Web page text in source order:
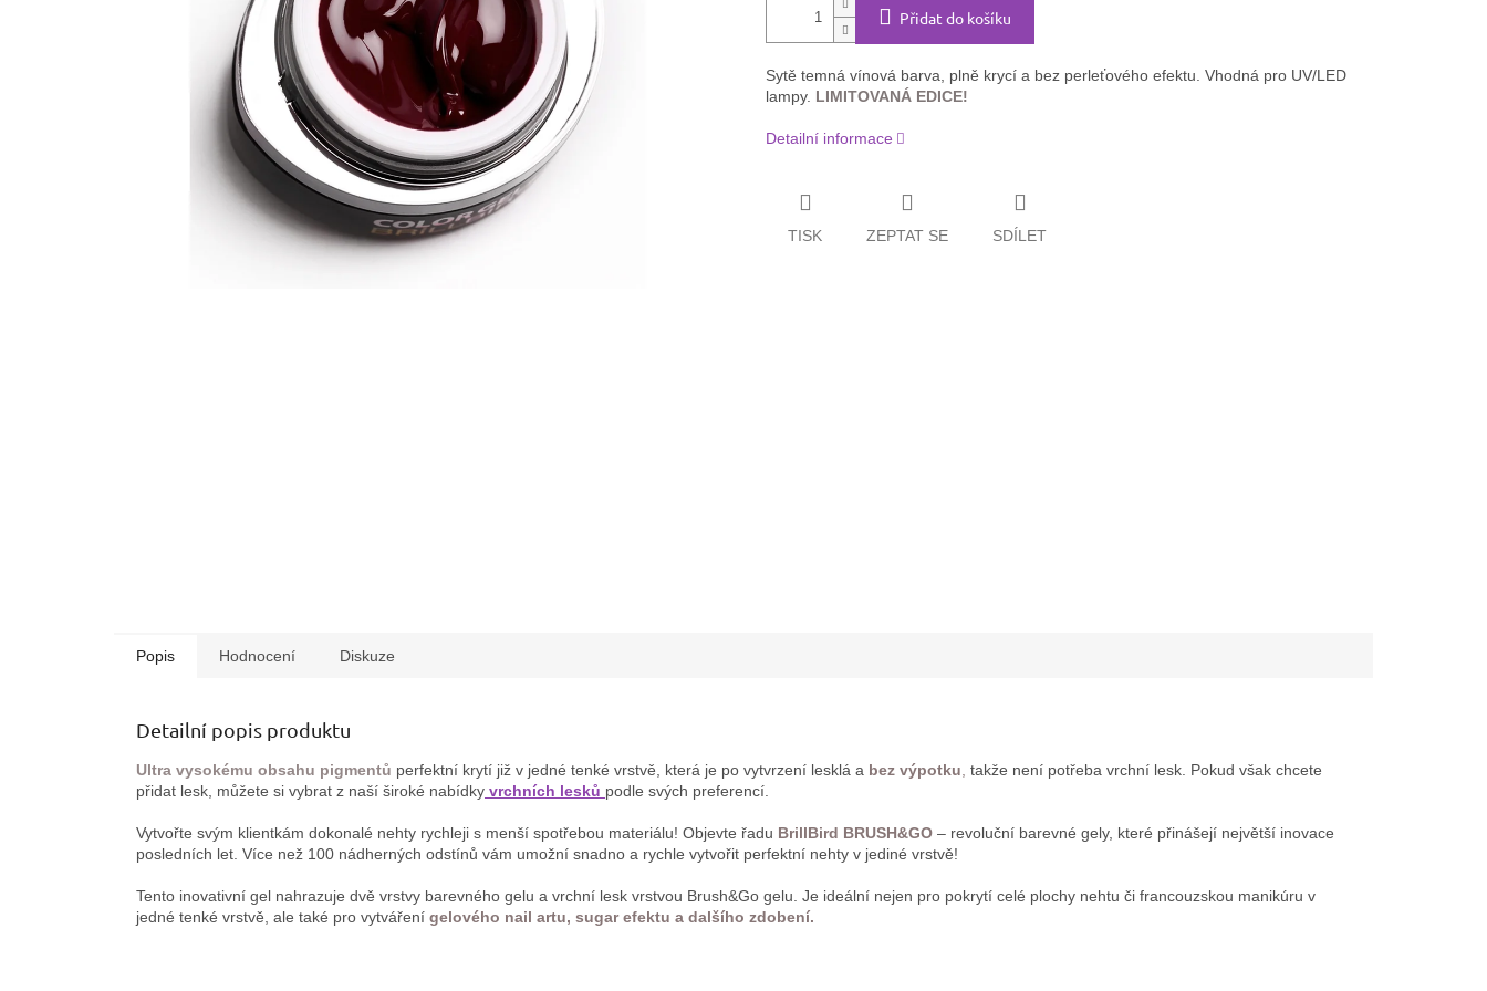
Přidat do košíku
Sytě temná vínová barva, plně krycí a bez perleťového efektu. Vhodná pro UV/LED
lampy. LIMITOVANÁ EDICE!
Detailní informace
TISK ZEPTAT SE SDÍLET
Popis Hodnocení Diskuze
Detailní popis produktu
Ultra vysokému obsahu pigmentů perfektní krytí již v jedné tenké vrstvě, která je po vytvrzení lesklá a bez výpotku takže není potřeba vrchní lesk. Pokud však chcete
přidat lesk, můžete si vybrat z naší široké nabídky vrchních lesků podle svých preferencí.
Vytvořte svým klientkám dokonalé nehty rychleji s menší spotřebou materiálu! Objevte řadu BrillBird BRUSH&GO – revoluční barevné gely, které přinášejí největší inovace
posledních let. Více než 100 nádherných odstínů vám umožní snadno a rychle vytvořit perfektní nehty v jediné vrstvě!
Tento inovativní gel nahrazuje dvě vrstvy barevného gelu a vrchní lesk vrstvou Brush&Go gelu. Je ideální nejen pro pokrytí celé plochy nehtu či francouzskou manikúru v
jedné tenké vrstvě, ale také pro vytváření gelového nail artu, sugar efektu a dalšího zdobení.